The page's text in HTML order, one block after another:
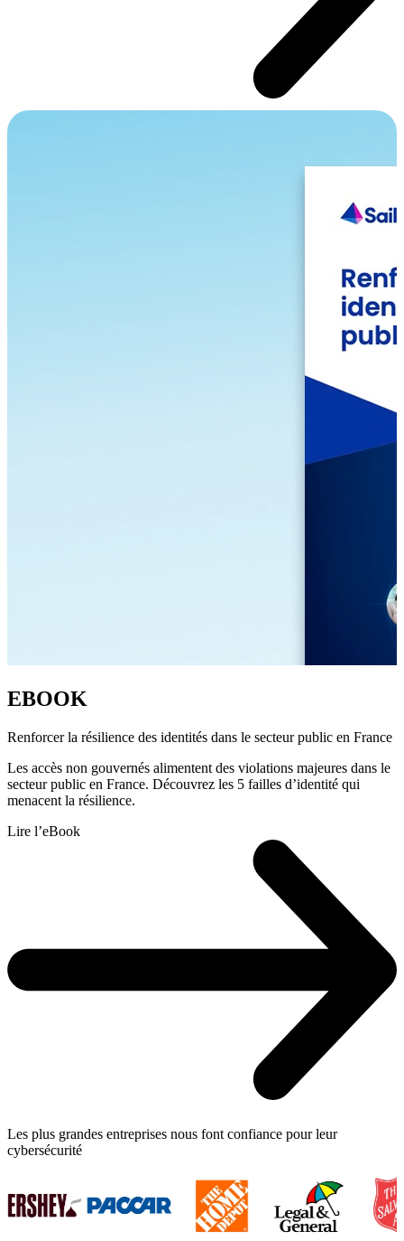
EBOOK
Renforcer la résilience des identités dans le secteur public en France
Les accès non gouvernés alimentent des violations majeures dans le
secteur public en France. Découvrez les 5 failles d’identité qui
menacent la résilience.
Lire l’eBook
Les plus grandes entreprises nous font confiance pour leur
cybersécurité